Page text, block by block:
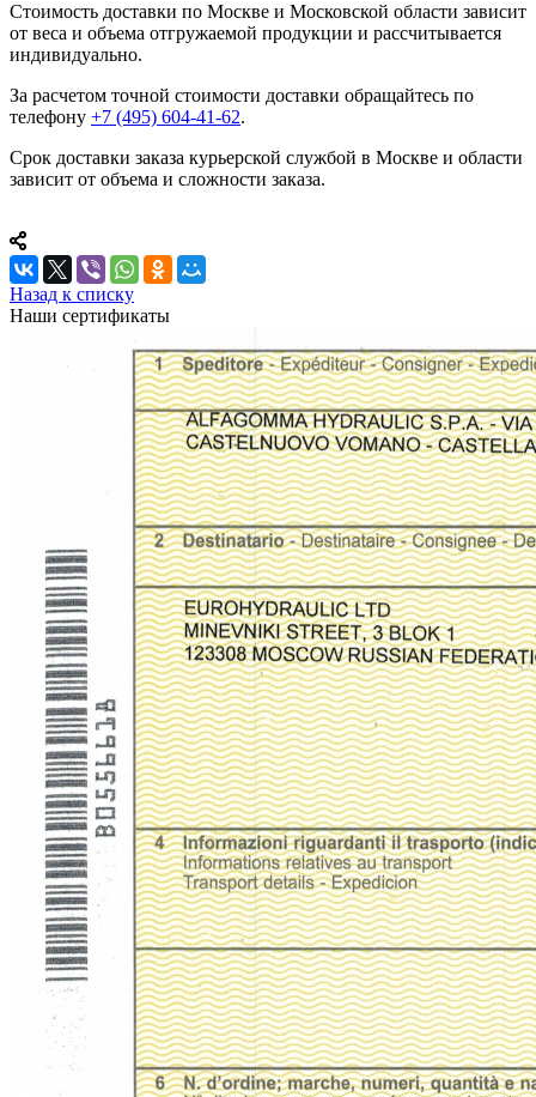
Стоимость доставки по Москве и Московской области зависит
от веса и объема отгружаемой продукции и рассчитывается
индивидуально.
За расчетом точной стоимости доставки обращайтесь по
телефону +7 (495) 604-41-62.
Срок доставки заказа курьерской службой в Москве и области
зависит от объема и сложности заказа.
Назад к списку
Наши сертификаты